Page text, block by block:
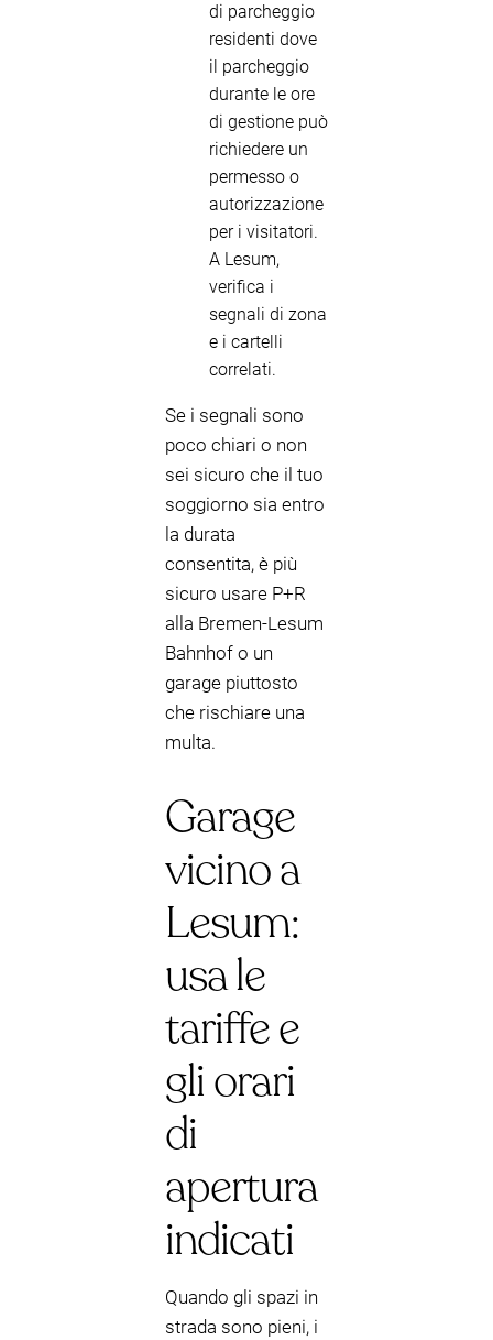
di parcheggio
residenti dove
il parcheggio
durante le ore
di gestione può
richiedere un
permesso o
autorizzazione
per i visitatori.
A Lesum,
verifica i
segnali di zona
e i cartelli
correlati.
Se i segnali sono
poco chiari o non
sei sicuro che il tuo
soggiorno sia entro
la durata
consentita, è più
sicuro usare P+R
alla Bremen-Lesum
Bahnhof o un
garage piuttosto
che rischiare una
multa.
Garage
vicino a
Lesum:
usa le
tariffe e
gli orari
di
apertura
indicati
Quando gli spazi in
strada sono pieni, i